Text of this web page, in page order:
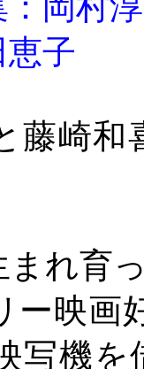
子
藤崎
れ育
ー映画
写機